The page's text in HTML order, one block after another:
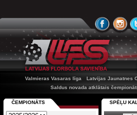
Valmieras Vasaras līga
Latvijas Jaunatnes
Saldus novada atklātais
SPĒĻU
ČEMPIONĀTS